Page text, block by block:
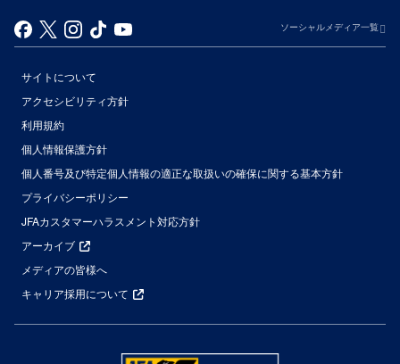
ソーシャルメディア一覧
サイトについて
アクセシビリティ方針
利用規約
個人情報保護方針
個人番号及び特定個人情報の適正な取扱いの確保に関する基本方針
プライバシーポリシー
JFAカスタマーハラスメント対応方針
アーカイブ
メディアの皆様へ
キャリア採用について